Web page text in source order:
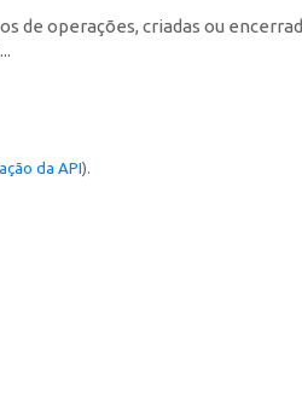
de operações, criadas ou
da API).